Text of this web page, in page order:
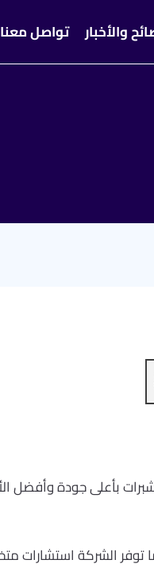
والأخبار تواصل معنا
بأعلى جودة وأفضل
توفر الشركة استشارات